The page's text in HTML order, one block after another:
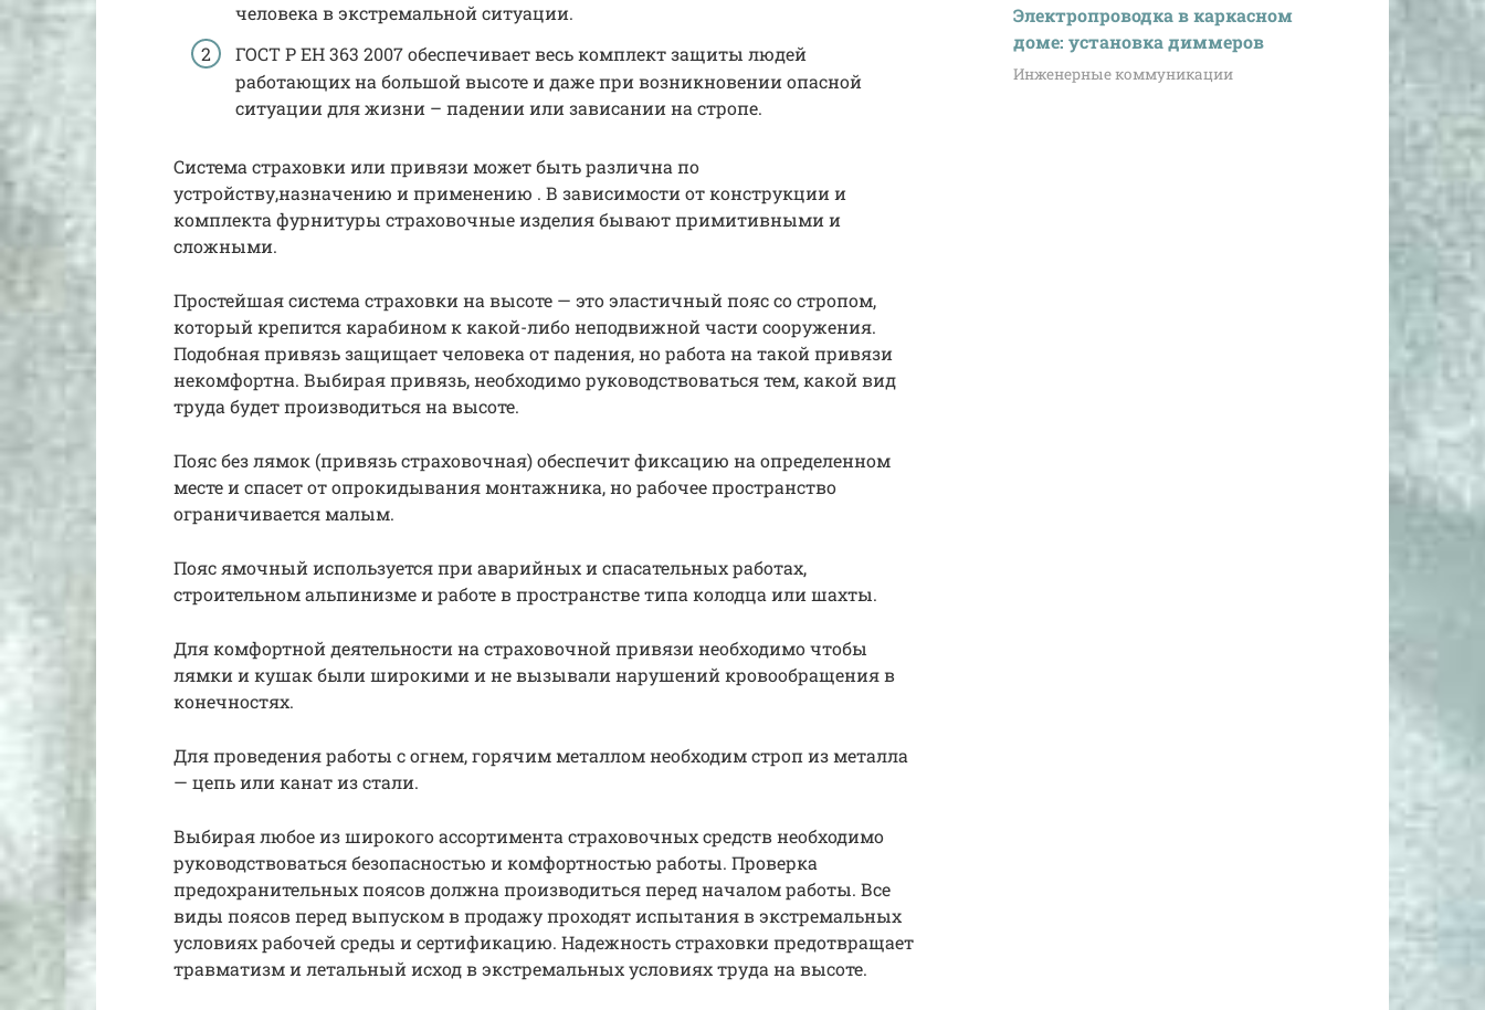
человека в экстремальной ситуации.
ГОСТ Р EH 363 2007 обеспечивает весь комплект защиты людей
работающих на большой высоте и даже при возникновении опасной
ситуации для жизни – падении или зависании на стропе.
Система страховки или привязи может быть различна по
устройству,назначению и применению . В зависимости от конструкции и
комплекта фурнитуры страховочные изделия бывают примитивными и
сложными.
Простейшая система страховки на высоте — это эластичный пояс со стропом,
который крепится карабином к какой-либо неподвижной части сооружения.
Подобная привязь защищает человека от падения, но работа на такой привязи
некомфортна. Выбирая привязь, необходимо руководствоваться тем, какой вид
труда будет производиться на высоте.
Пояс без лямок (привязь страховочная) обеспечит фиксацию на определенном
месте и спасет от опрокидывания монтажника, но рабочее пространство
ограничивается малым.
Пояс ямочный используется при аварийных и спасательных работах,
строительном альпинизме и работе в пространстве типа колодца или шахты.
Для комфортной деятельности на страховочной привязи необходимо чтобы
лямки и кушак были широкими и не вызывали нарушений кровообращения в
конечностях.
Для проведения работы с огнем, горячим металлом необходим строп из металла
— цепь или канат из стали.
Выбирая любое из широкого ассортимента страховочных средств необходимо
руководствоваться безопасностью и комфортностью работы. Проверка
предохранительных поясов должна производиться перед началом работы. Все
виды поясов перед выпуском в продажу проходят испытания в экстремальных
условиях рабочей среды и сертификацию. Надежность страховки предотвращает
травматизм и летальный исход в экстремальных условиях труда на высоте.
Электропроводка в каркасном
доме: установка диммеров
Инженерные коммуникации